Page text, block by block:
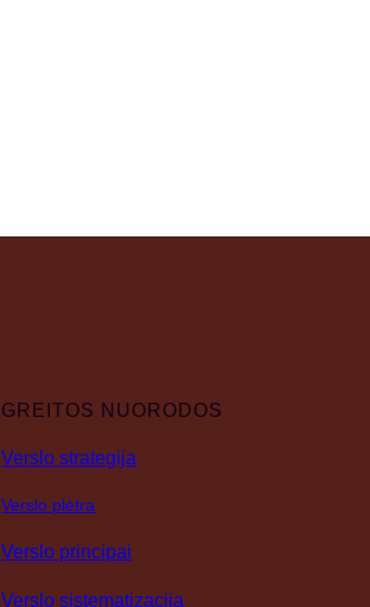
GREITOS NUORODOS
Verslo strategija
Verslo plėtra
Verslo principai
Verslo sistematizacija